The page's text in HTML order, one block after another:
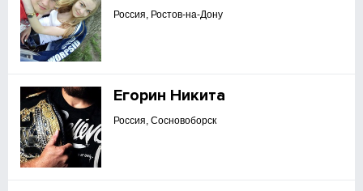
Россия, Ростов-на-Дону
Егорин Никита
Россия, Сосновоборск